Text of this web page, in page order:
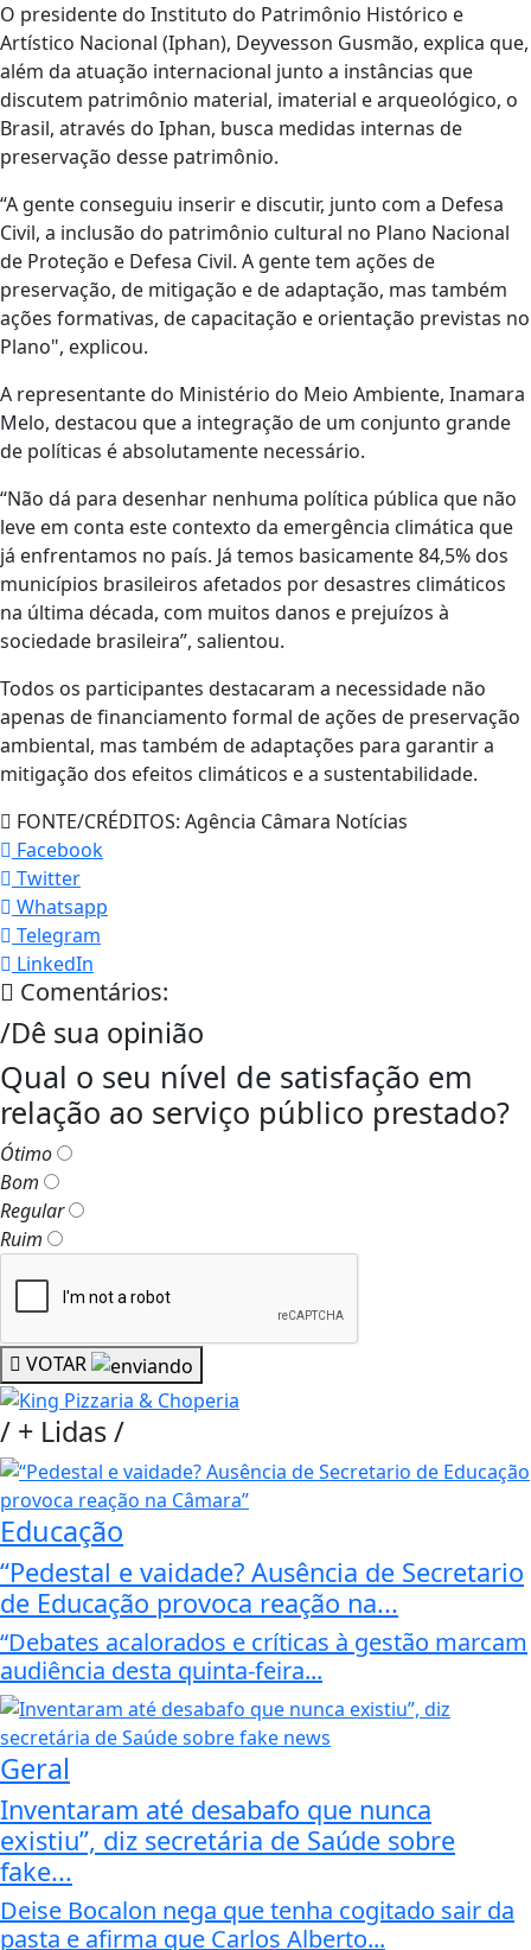
O presidente do Instituto do Patrimônio Histórico e
Artístico Nacional (Iphan), Deyvesson Gusmão, explica que,
além da atuação internacional junto a instâncias que
discutem patrimônio material, imaterial e arqueológico, o
Brasil, através do Iphan, busca medidas internas de
preservação desse patrimônio.
“A gente conseguiu inserir e discutir, junto com a Defesa
Civil, a inclusão do patrimônio cultural no Plano Nacional
de Proteção e Defesa Civil. A gente tem ações de
preservação, de mitigação e de adaptação, mas também
ações formativas, de capacitação e orientação previstas no
Plano", explicou.
A representante do Ministério do Meio Ambiente, Inamara
Melo, destacou que a integração de um conjunto grande
de políticas é absolutamente necessário.
“Não dá para desenhar nenhuma política pública que não
leve em conta este contexto da emergência climática que
já enfrentamos no país. Já temos basicamente 84,5% dos
municípios brasileiros afetados por desastres climáticos
na última década, com muitos danos e prejuízos à
sociedade brasileira”, salientou.
Todos os participantes destacaram a necessidade não
apenas de financiamento formal de ações de preservação
ambiental, mas também de adaptações para garantir a
mitigação dos efeitos climáticos e a sustentabilidade.
FONTE/CRÉDITOS: Agência Câmara Notícias
Facebook
Twitter
Whatsapp
Telegram
LinkedIn
Comentários:
/Dê sua opinião
Qual o seu nível de satisfação em
relação ao serviço público prestado?
Ótimo
Bom
Regular
Ruim
VOTAR
/ + Lidas/
Educação
“Pedestal e vaidade? Ausência de Secretario
de Educação provoca reação na...
“Debates acalorados e críticas à gestão marcam
audiência desta quinta-feira...
Geral
Inventaram até desabafo que nunca
existiu”, diz secretária de Saúde sobre
fake...
Deise Bocalon nega que tenha cogitado sair da
pasta e afirma que Carlos Alberto...